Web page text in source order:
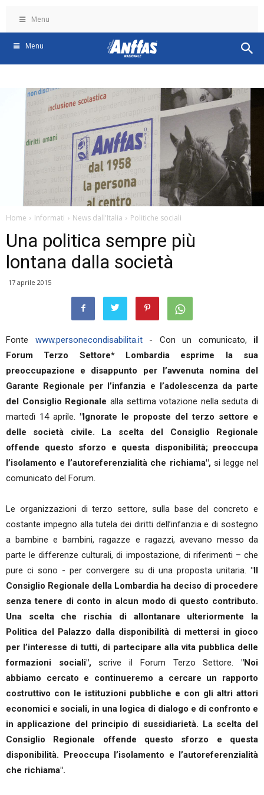
Menu
Menu
Home Informati News dall'Italia Politiche sociali
Una politica sempre più
lontana dalla società
17 aprile 2015
Fonte www.personecondisabilita.it- Con un comunicato, il
Forum Terzo Settore* Lombardia esprime la sua
preoccupazione e disappunto per l’avvenuta nomina del
Garante Regionale per l’infanzia e l’adolescenza da parte
del Consiglio Regionale alla settima votazione nella seduta di
martedì 14 aprile. "Ignorate le proposte del terzo settore e
delle società civile. La scelta del Consiglio Regionale
offende questo sforzo e questa disponibilità; preoccupa
l’isolamento e l’autoreferenzialità che richiama",si legge nel
comunicato del Forum.
Le organizzazioni di terzo settore, sulla base del concreto e
costante impegno alla tutela dei diritti dell’infanzia e di sostegno
a bambine e bambini, ragazze e ragazzi, avevano messo da
parte le differenze culturali, di impostazione, di riferimenti – che
pure ci sono - per convergere su di una proposta unitaria. "Il
Consiglio Regionale della Lombardia ha deciso di procedere
senza tenere di conto in alcun modo di questo contributo.
Una scelta che rischia di allontanare ulteriormente la
Politica del Palazzo dalla disponibilità di mettersi in gioco
per l’interesse di tutti, di partecipare alla vita pubblica delle
formazioni sociali",scrive il Forum Terzo Settore."Noi
abbiamo cercato e continueremo a cercare un rapporto
costruttivo con le istituzioni pubbliche e con gli altri attori
economici e sociali, in una logica di dialogo e di confronto e
in applicazione del principio di sussidiarietà. La scelta del
Consiglio Regionale offende questo sforzo e questa
disponibilità. Preoccupa l’isolamento e l’autoreferenzialità
che richiama".